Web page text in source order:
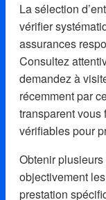
La sélection
vérifier
assurances
Consultez
demandez à
récemment par
transparent vous
vérifiables pour
Obtenir
objectivement
prestation